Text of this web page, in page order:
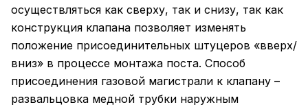
осуществляться как сверху, так и снизу, так как
конструкция клапана позволяет изменять
положение присоединительных штуцеров «вверх/
вниз» в процессе монтажа поста. Способ
присоединения газовой магистрали к клапану –
развальцовка медной трубки наружным